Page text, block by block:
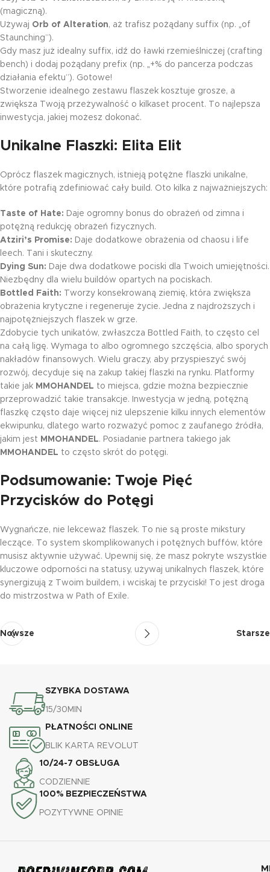
(magiczną).
Używaj Orb of Alteration, aż trafisz pożądany suffix (np. „of
Staunching”).
Gdy masz już idealny suffix, idź do ławki rzemieślniczej (crafting
bench) i dodaj pożądany prefix (np. „+% do pancerza podczas
działania efektu”). Gotowe!
Stworzenie idealnego zestawu flaszek kosztuje grosze, a
zwiększa Twoją przeżywalność o kilkaset procent. To najlepsza
inwestycja, jakiej możesz dokonać.
Unikalne Flaszki: Elita Elit
Oprócz flaszek magicznych, istnieją potężne flaszki unikalne,
które potrafią zdefiniować cały build. Oto kilka z najważniejszych:
Taste of Hate: Daje ogromny bonus do obrażeń od zimna i
potężną redukcję obrażeń fizycznych.
Atziri’s Promise: Daje dodatkowe obrażenia od chaosu i life
leech. Tani i skuteczny.
Dying Sun: Daje dwa dodatkowe pociski dla Twoich umiejętności.
Niezbędny dla wielu buildów opartych na pociskach.
Bottled Faith: Tworzy konsekrowaną ziemię, która zwiększa
obrażenia krytyczne i regeneruje życie. Jedna z najdroższych i
najpotężniejszych flaszek w grze.
Zdobycie tych unikatów, zwłaszcza Bottled Faith, to często cel
na całą ligę. Wymaga to albo ogromnego szczęścia, albo sporych
nakładów finansowych. Wielu graczy, aby przyspieszyć swój
rozwój, decyduje się na zakup takiej flaszki na rynku. Platformy
takie jak MMOHANDEL to miejsca, gdzie można bezpiecznie
przeprowadzić takie transakcje. Inwestycja w jedną, potężną
flaszkę często daje więcej niż ulepszenie kilku innych elementów
ekwipunku, dlatego warto rozważyć pomoc z zaufanego źródła,
jakim jest MMOHANDEL. Posiadanie partnera takiego jak
MMOHANDEL to często skrót do potęgi.
Podsumowanie: Twoje Pięć
Przycisków do Potęgi
Wygnańcze, nie lekceważ flaszek. To nie są proste mikstury
leczące. To system skomplikowanych i potężnych buffów, które
musisz aktywnie używać. Upewnij się, że masz pokryte wszystkie
kluczowe odporności na statusy, używaj unikalnych flaszek, które
synergizują z Twoim buildem, i wciskaj te przyciski! To jest droga
do mistrzostwa w Path of Exile.
Nowsze Starsze
SZYBKA DOSTAWA
15/30MIN
PŁATNOŚCI ONLINE
BLIK KARTA REVOLUT
10/24-7 OBSŁUGA
CODZIENNIE
100% BEZPIECZEŃSTWA
POZYTYWNE OPINIE